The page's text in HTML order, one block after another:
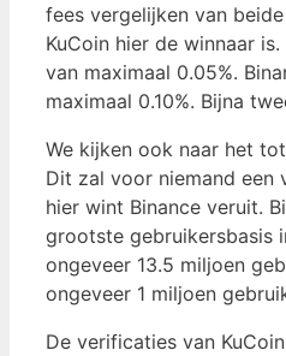
fees vergelijken van
KuCoin hier de winnaar
van maximaal 0.05%.
maximaal 0.10%. Bijna
We kijken ook naar het
Dit zal voor niemand een
hier wint Binance veruit.
grootste gebruikersbasis
ongeveer 13.5 miljoen
ongeveer 1 miljoen
De verificaties van